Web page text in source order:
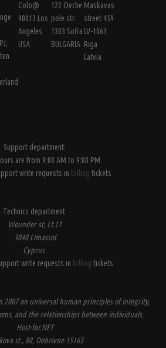
Colo@
90013 Los
Angeles
USA
122 Ovche
pole str.
1303 Sofia
BULGARIA
Maskavas
street 459
LV-1063
Riga
Latvia
Support department:
are from 9:00 AM to 9:00 PM
write requests in billing tickets
Technics department
Wounder st, Lt.11
3040 Limassol
Cyprus
write requests in billing tickets
2007 on universal human principles of integrity,
and the relationships between individuals.
Host-for.NET
st., 88, Debrivne 15163